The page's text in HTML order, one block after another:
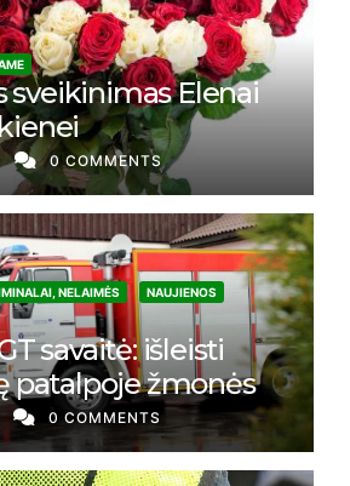
sveikinimas Elenai
0 COMMENTS
NELAIMĖS
NAUJIENOS
savaitė: išleisti
patalpoje žmonės
0 COMMENTS